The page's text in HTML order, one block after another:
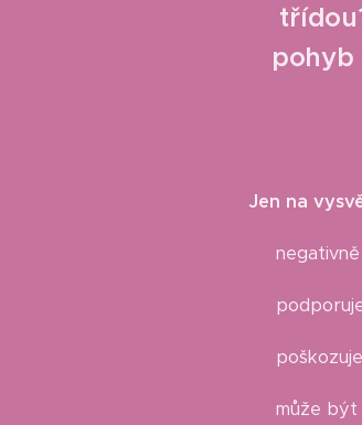
pohyb
Jen na
👉
👉
👉
👉 může